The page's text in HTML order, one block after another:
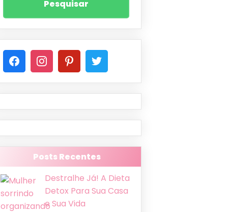
Posts Recentes
Destralhe Já! A Dieta
Detox Para Sua Casa
e Sua Vida